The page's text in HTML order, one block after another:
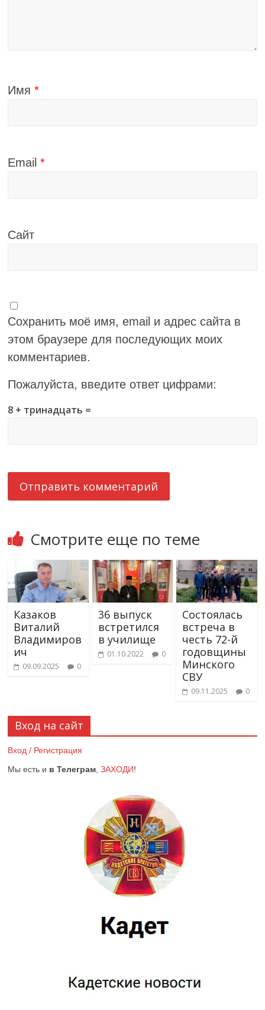
Смотрите еще по теме
Казаков
Виталий
Владимиров
ич
09.09.2025 0
36 выпуск
встретился
в училище
01.10.2022 0
Состоялась
встреча в
честь 72-й
годовщины
Минского
СВУ
09.11.2025 0
Имя*
Email*
Сайт
Сохранить моё имя, email и адрес сайта в
этом браузере для последующих моих
комментариев.
Пожалуйста, введите ответ цифрами:
8 + тринадцать =
Вход на сайт
Вход / Регистрация
Мы есть и в Телеграм ,ЗАХОДИ!